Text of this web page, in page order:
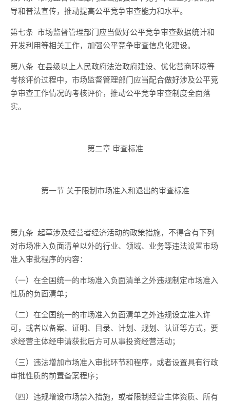
导和普法宣传，推动提高公平竞争审查能力和水平。
第七条 市场监督管理部门应当做好公平竞争审查数据统计和
开发利用等相关工作，加强公平竞争审查信息化建设。
第八条 在县级以上人民政府法治政府建设、优化营商环境等
考核评价过程中，市场监督管理部门应当配合做好涉及公平竞
争审查工作情况的考核评价，推动公平竞争审查制度全面落
实。
第二章 审查标准
第一节 关于限制市场准入和退出的审查标准
第九条 起草涉及经营者经济活动的政策措施，不得含有下列
对市场准入负面清单以外的行业、领域、业务等违法设置市场
准入审批程序的内容：
（一）在全国统一的市场准入负面清单之外违规制定市场准入
性质的负面清单；
（二）在全国统一的市场准入负面清单之外违规设立准入许
可，或者以备案、证明、目录、计划、规划、认证等方式，要
求经营主体经申请获批后方可从事投资经营活动；
（三）违法增加市场准入审批环节和程序，或者设置具有行政
审批性质的前置备案程序；
（四）违规增设市场禁入措施，或者限制经营主体资质、 所有